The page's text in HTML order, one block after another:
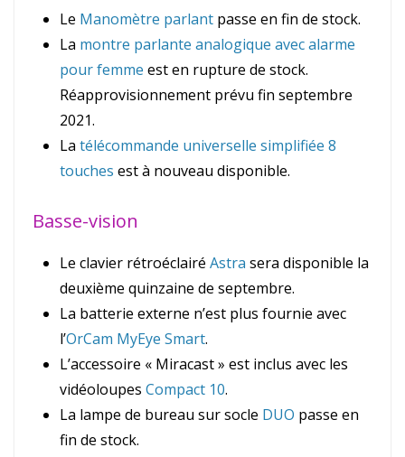
Le Manomètre parlant passe en fin de stock.
La montre parlante analogique avec alarme
pour femme est en rupture de stock.
Réapprovisionnement prévu fin septembre
2021.
La télécommande universelle simplifiée 8
touches est à nouveau disponible.
Basse-vision
Le clavier rétroéclairé Astra sera disponible la
deuxième quinzaine de septembre.
La batterie externe n’est plus fournie avec
l’OrCam MyEye Smart.
L’accessoire « Miracast » est inclus avec les
vidéoloupes Compact 10.
La lampe de bureau sur socle DUO passe en
fin de stock.